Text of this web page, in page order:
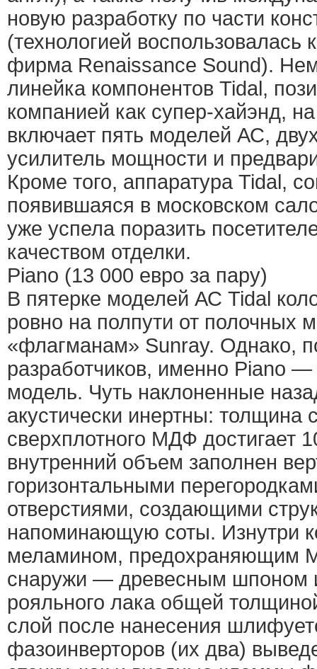
новую разработку по части
(технологией воспользовалась
фирма Renaissance Sound).
линейка компонентов Tidal,
компанией как супер-хайэнд,
включает пять моделей АС,
усилитель мощности и
Кроме того, аппаратура Tidal,
появившаяся в московском
уже успела поразить
качеством отделки.
Piano (13 000 евро за пару)
В пятерке моделей АС Tidal
ровно на полпути от полочных
«флагманам» Sunray. Однако,
разработчиков, именно Piano
модель. Чуть наклоненные
акустически инертны: толщина
сверхплотного МДФ достигает
внутренний объем заполнен
горизонтальными
отверстиями, создающими
напоминающую соты. Изнутри
меламином, предохраняющим
снаружи — древесным шпоном
рояльного лака общей
слой после нанесения
фазоинверторов (их два)